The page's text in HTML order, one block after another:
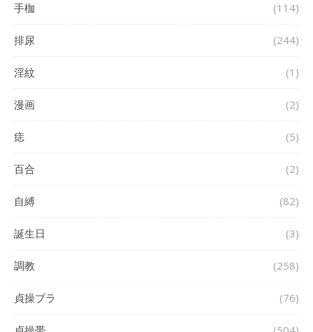
手枷 (114)
排尿 (244)
淫紋 (1)
漫画 (2)
痣 (5)
百合 (2)
自縛 (82)
誕生日 (3)
調教 (258)
貞操ブラ (76)